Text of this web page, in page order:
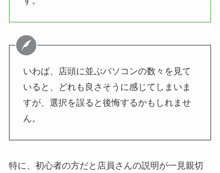
いわば、店頭に並ぶパソコンの数々を見て
いると、どれも良さそうに感じてしまいま
すが、選択を誤ると後悔するかもしれませ
ん。
特に、初心者の方だと店員さんの説明が一見親切